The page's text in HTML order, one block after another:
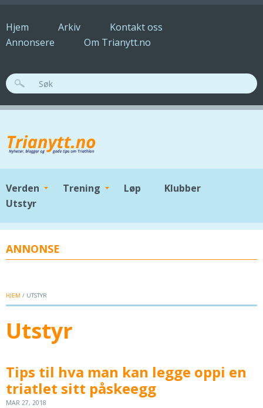
Hjem Arkiv
Kontakt oss
Annonsere
Om Trianytt.no
SØKESKJEMA
Verden Trening Løp
Klubber
Utstyr
ANNONSE
HJEM / UTSTYR
Utstyr
Tips til hva man kan legge oppi en
triatlet sitt påskeegg
MAR 27, 2018